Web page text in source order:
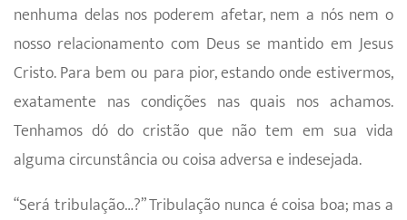
nenhuma delas nos poderem afetar, nem a nós nem o
nosso relacionamento com Deus se mantido em Jesus
Cristo. Para bem ou para pior, estando onde estivermos,
exatamente nas condições nas quais nos achamos.
Tenhamos dó do cristão que não tem em sua vida
alguma circunstância ou coisa adversa e indesejada.
“Será tribulação…?” Tribulação nunca é coisa boa; mas a